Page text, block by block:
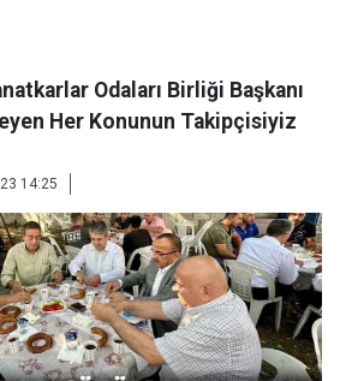
Odaları Birliği Başkanı
Her Konunun Takipçisiyiz
14:25